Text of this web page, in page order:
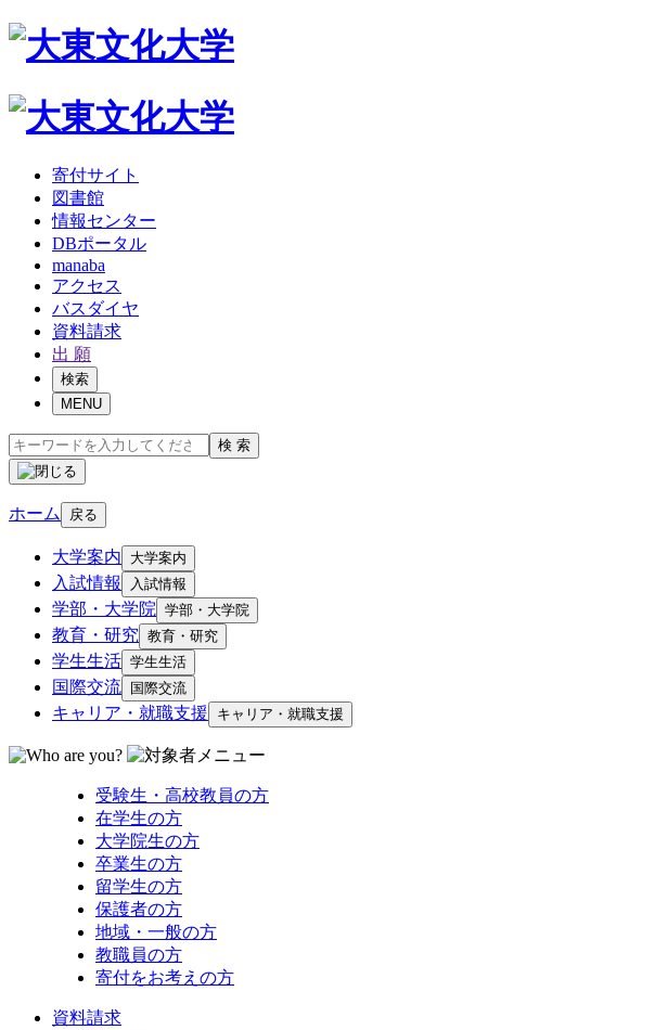
寄付サイト
図書館
情報センター
DBポータル
manaba
アクセス
バスダイヤ
資料請求
出 願
検索
MENU
検 索
ホーム 戻る
大学案内 大学案内
入試情報 入試情報
学部・大学院 学部・大学院
教育・研究 教育・研究
学生生活 学生生活
国際交流 国際交流
キャリア・就職支援 キャリア・就職支援
受験生・高校教員の方
在学生の方
大学院生の方
卒業生の方
留学生の方
保護者の方
地域・一般の方
教職員の方
寄付をお考えの方
資料請求